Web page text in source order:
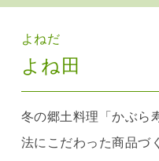
よねだ
よね田
冬の郷土料理「かぶら
法にこだわった商品づ